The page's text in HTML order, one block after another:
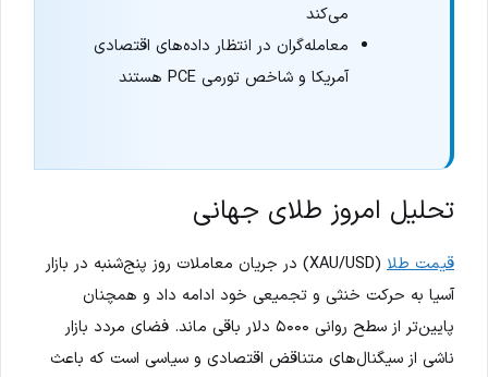
می‌کند
معامله‌گران در انتظار داده‌های اقتصادی
آمریکا و شاخص تورمی PCE هستند
تحلیل امروز طلای جهانی
قیمت طلا
(XAU/USD) در جریان معاملات روز پنج‌شنبه در بازار
آسیا به حرکت خنثی و تجمیعی خود ادامه داد و همچنان
پایین‌تر از سطح روانی ۵۰۰۰ دلار باقی ماند. فضای مردد بازار
ناشی از سیگنال‌های متناقض اقتصادی و سیاسی است که باعث